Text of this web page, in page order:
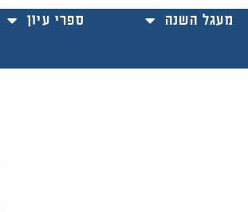
מעגל השנה ספרי עיון